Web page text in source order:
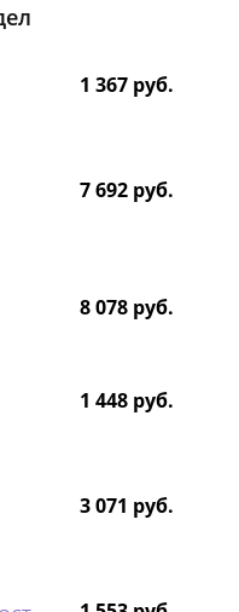
1 367 руб.
7 692 руб.
8 078 руб.
1 448 руб.
3 071 руб.